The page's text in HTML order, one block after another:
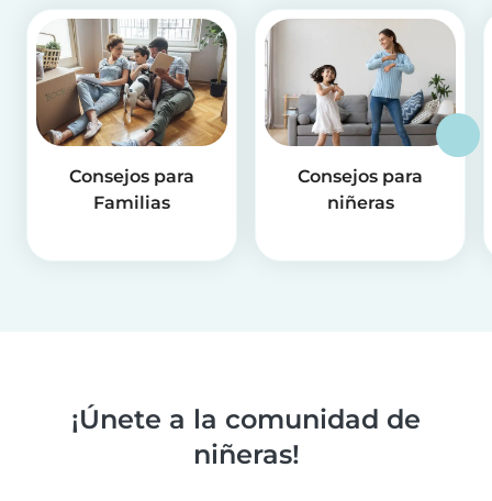
Consejos para
Familias
Consejos para
niñeras
¡Únete a la comunidad de
niñeras!